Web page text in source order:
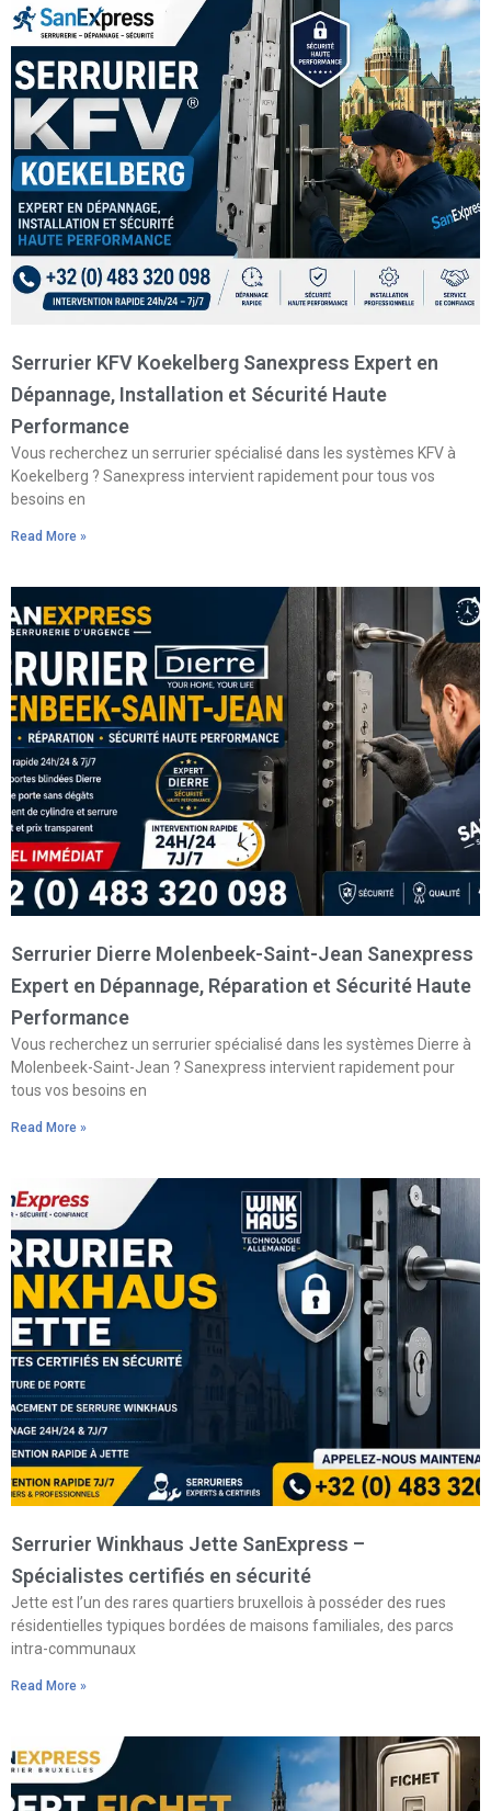
Serrurier KFV Koekelberg Sanexpress Expert en
Dépannage, Installation et Sécurité Haute
Performance
Vous recherchez un serrurier spécialisé dans les systèmes KFV à
Koekelberg ? Sanexpress intervient rapidement pour tous vos
besoins en
Read More »
Serrurier Dierre Molenbeek-Saint-Jean Sanexpress
Expert en Dépannage, Réparation et Sécurité Haute
Performance
Vous recherchez un serrurier spécialisé dans les systèmes Dierre à
Molenbeek-Saint-Jean ? Sanexpress intervient rapidement pour
tous vos besoins en
Read More »
Serrurier Winkhaus Jette SanExpress –
Spécialistes certifiés en sécurité
Jette est l’un des rares quartiers bruxellois à posséder des rues
résidentielles typiques bordées de maisons familiales, des parcs
intra-communaux
Read More »